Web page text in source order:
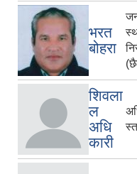
भरत
बोहरा
शिवला
ल
अधि
कारी